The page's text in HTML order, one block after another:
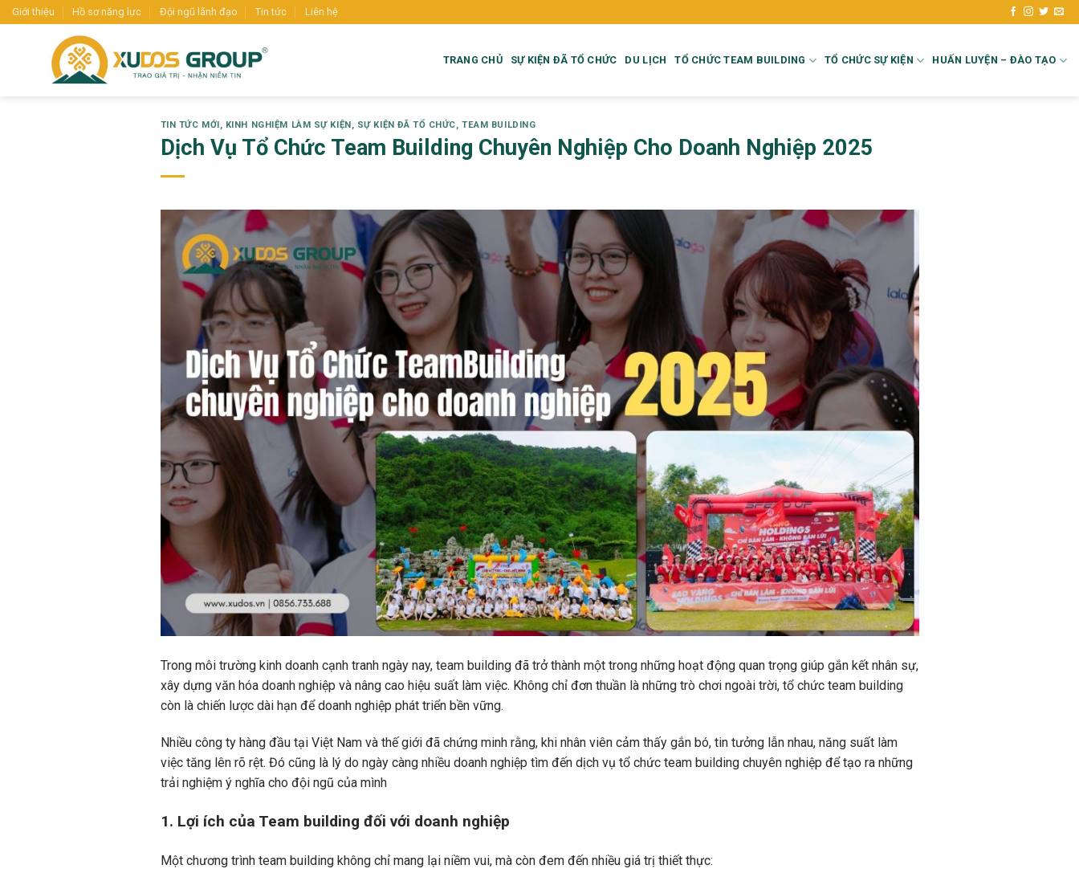
Skip
to
Giới thiệu Hồ sơ năng lực Đội ngũ lãnh đạo Tin tức Liên hệ
TRANG CHỦ SỰ KIỆN ĐÃ TỔ CHỨC DU LỊCH TỔ CHỨC TEAM BUILDING TỔ CHỨC SỰ KIỆN HUẤN LUYỆN – ĐÀO TẠO
TIN TỨC MỚI, KINH NGHIỆM LÀM SỰ KIỆN, SỰ KIỆN ĐÃ TỔ CHỨC,TEAM BUILDING
Dịch Vụ Tổ Chức Team Building Chuyên Nghiệp Cho Doanh Nghiệp 2025
Trong môi trường kinh doanh cạnh tranh ngày nay, team building đã trở thành một trong những hoạt động quan trọng giúp gắn kết nhân sự,
xây dựng văn hóa doanh nghiệp và nâng cao hiệu suất làm việc. Không chỉ đơn thuần là những trò chơi ngoài trời, tổ chức team building
còn là chiến lược dài hạn để doanh nghiệp phát triển bền vững.
Nhiều công ty hàng đầu tại Việt Nam và thế giới đã chứng minh rằng, khi nhân viên cảm thấy gắn bó, tin tưởng lẫn nhau, năng suất làm
việc tăng lên rõ rệt. Đó cũng là lý do ngày càng nhiều doanh nghiệp tìm đến dịch vụ tổ chức team building chuyên nghiệp để tạo ra những
trải nghiệm ý nghĩa cho đội ngũ của mình
1. Lợi ích của Team building đối với doanh nghiệp
Một chương trình team building không chỉ mang lại niềm vui, mà còn đem đến nhiều giá trị thiết thực: